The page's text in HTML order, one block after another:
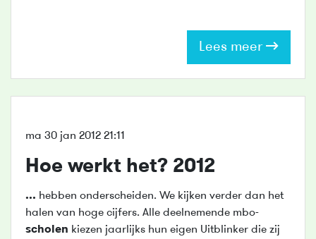
Lees meer
ma 30 jan 2012 21:11
Hoe werkt het? 2012
... hebben onderscheiden. We kijken verder dan het
halen van hoge cijfers. Alle deelnemende mbo-
scholen kiezen jaarlijks hun eigen Uitblinker die zij